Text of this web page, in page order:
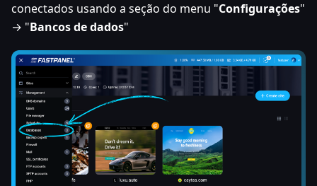
conectados usando a seção do menu "Configurações"
→ "Bancos de dados"